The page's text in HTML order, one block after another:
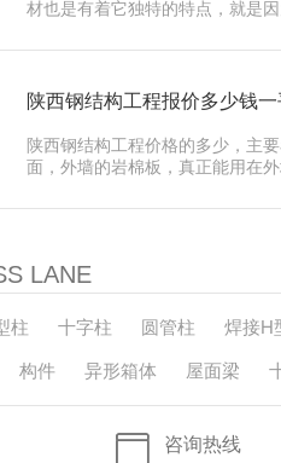
材也是有着它独特的特点，就是因
陕西钢结构工程报价多少钱
陕西钢结构工程价格的多少，主
面，外墙的岩棉板，真正能用在外
LANE
柱 十字柱 圆管柱 焊接H
构件 异形箱体 屋面梁
咨询热线